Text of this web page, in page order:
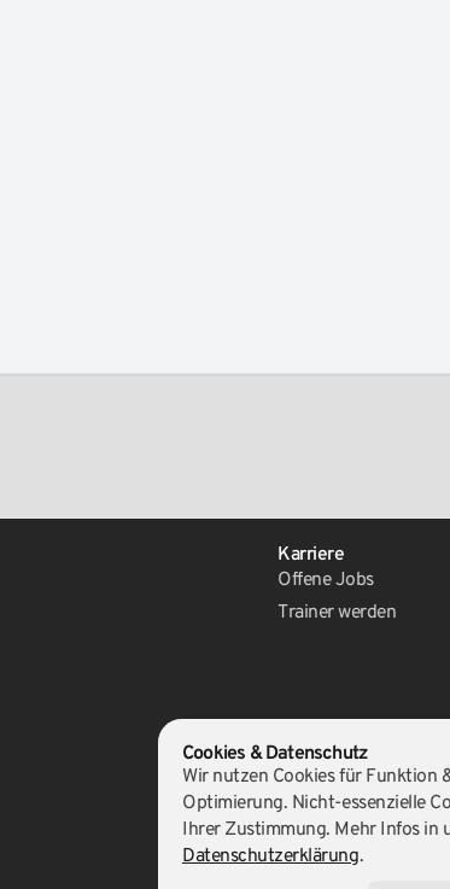
Karriere
Offene Jobs
Trainer werden
Team
Unser Team
Schulleiter
Schwarzgurte
Cookies & Datenschutz
Wir nutzen Cookies für Funktion
Optimierung. Nicht-essenzielle
Ihrer Zustimmung. Mehr Infos in
Datenschutzerklärung.